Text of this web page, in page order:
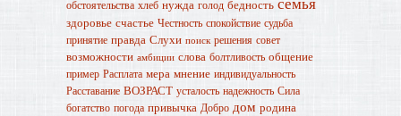
обстоятельства хлеб нужда голод бедность
здоровье счастье Честность спокойствие судьба
принятие правда Слухи поиск решения совет
возможности амбиции слова болтливость общение
пример Расплата мера мнение индивидуальность
Расставание ВОЗРАСТ усталость надежность Сила
богатство погода привычка Добро дом родина